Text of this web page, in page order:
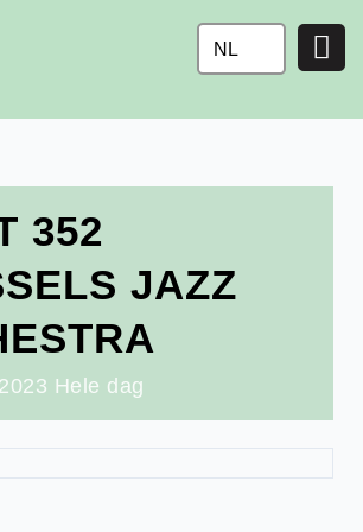
NL
352
JAZZ
2023 Hele dag